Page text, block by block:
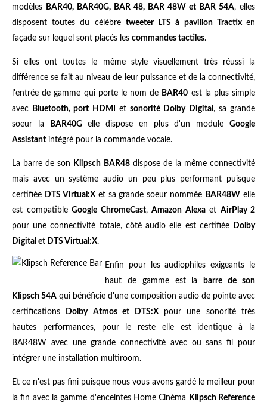
modèles
BAR40, BAR40G, BAR 48, BAR 48W et BAR 54A, elles
disposent toutes du célèbre tweeter LTS à pavillon Tractixen
façade sur lequel sont placés les commandes tactiles.
Si elles ont toutes le même style visuellement très réussi la
différence se fait au niveau de leur puissance et de la connectivité,
l'entrée de gamme qui porte le nom de BAR40 est la plus simple
avec
Bluetooth, port HDMI etsonorité Dolby Digital , sa grande
soeur la
BAR40Gelle dispose en plus d'un moduleGoogle
Assistant intégré pour la commande vocale.
La barre de son Klipsch BAR48dispose de la même connectivité
mais avec un système audio un peu plus performant puisque
certifiée DTS Virtual:Xet sa grande soeur nommée BAR48W elle
est compatible Google ChromeCast, Amazon Alexaet AirPlay 2
pour une connectivité totale, côté audio elle est certifiée
Dolby
Digital et DTS Virtual:X.
Enfin pour les audiophiles exigeants le
haut de gamme est la
barre de son
Klipsch 54A qui bénéficie d'une composition audio de pointe avec
certifications
Dolby Atmos et DTS:Xpour une sonorité très
hautes performances, pour le reste elle est identique à la
BAR48W avec une grande connectivité avec ou sans fil pour
intégrer une installation multiroom.
Et ce n'est pas fini puisque nous vous avons gardé le meilleur pour
la fin avec la gamme d'enceintes Home Cinéma
Klipsch Reference